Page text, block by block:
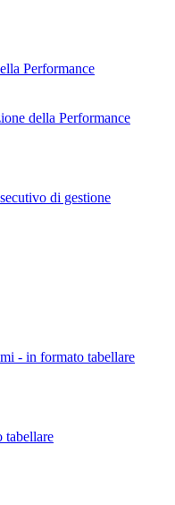
Performance
della Performance
di gestione
- in formato tabellare
tabellare